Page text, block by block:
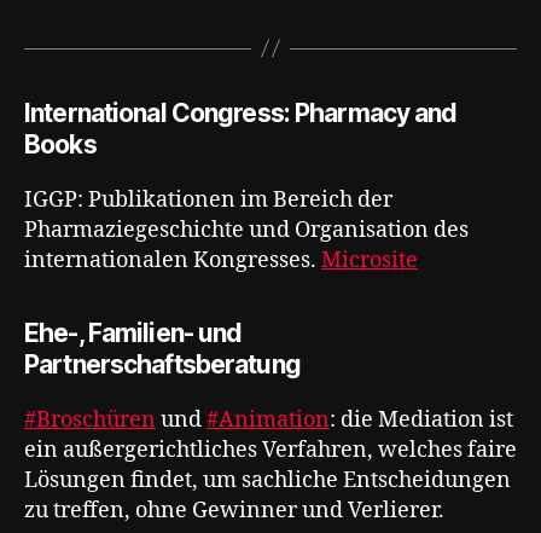
International Congress: Pharmacy and
Books
IGGP: Publikationen im Bereich der
Pharmaziegeschichte und Organisation des
internationalen Kongresses. Microsite
Ehe-, Familien- und
Partnerschaftsberatung
#Broschüren und#Animation: die Mediation ist
ein außergerichtliches Verfahren, welches faire
Lösungen findet, um sachliche Entscheidungen
zu treffen, ohne Gewinner und Verlierer.